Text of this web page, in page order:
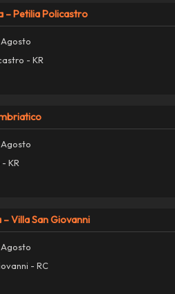
– Petilia Policastro
- KR
KR
Villa San Giovanni
- RC